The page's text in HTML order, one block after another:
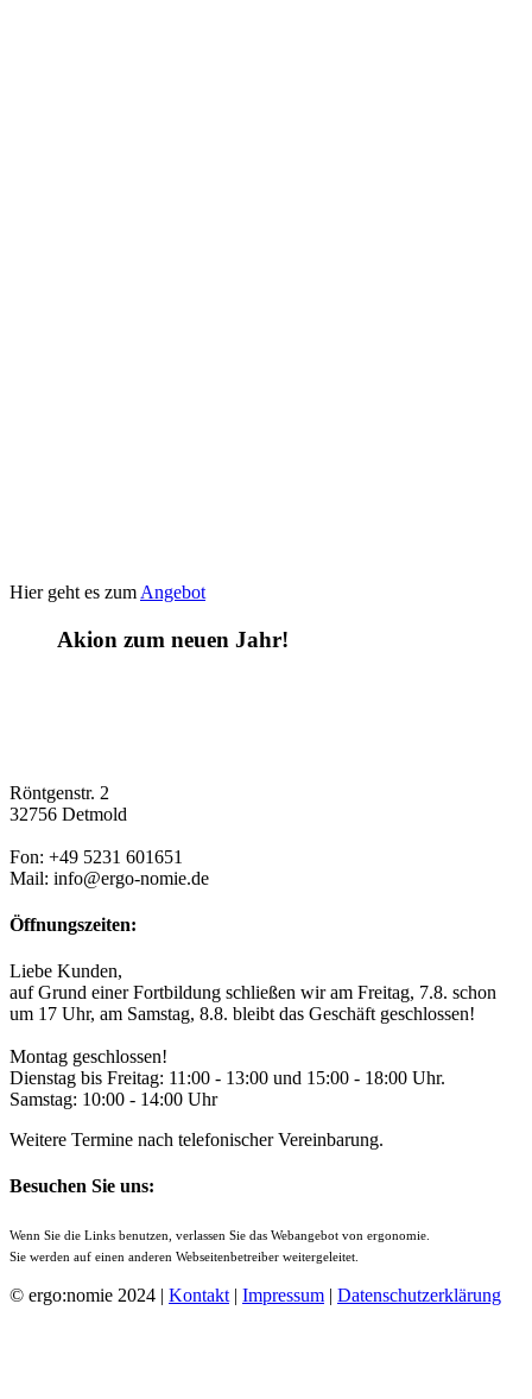
Hier geht es zum Angebot
Akion zum neuen Jahr!
Röntgenstr. 2
32756 Detmold
Fon: +49 5231 601651
Mail: info@ergo-nomie.de
Öffnungszeiten:
Liebe Kunden,
auf Grund einer Fortbildung schließen wir am Freitag, 7.8. schon
um 17 Uhr, am Samstag, 8.8. bleibt das Geschäft geschlossen!
Montag geschlossen!
Dienstag bis Freitag: 11:00 - 13:00 und 15:00 - 18:00 Uhr.
Samstag: 10:00 - 14:00 Uhr
Weitere Termine nach telefonischer Vereinbarung.
Besuchen Sie uns:
Wenn Sie die Links benutzen, verlassen Sie das Webangebot von ergonomie.
Sie werden auf einen anderen Webseitenbetreiber weitergeleitet.
© ergo:nomie 2024 | Kontakt | Impressum | Datenschutzerklärung